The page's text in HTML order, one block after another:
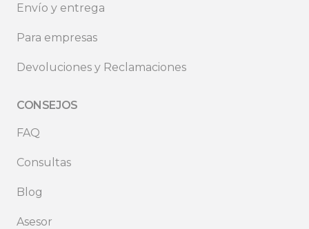
Envío y entrega
Para empresas
Devoluciones y Reclamaciones
CONSEJOS
FAQ
Consultas
Blog
Asesor